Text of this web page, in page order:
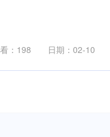
：198 日期：02-10